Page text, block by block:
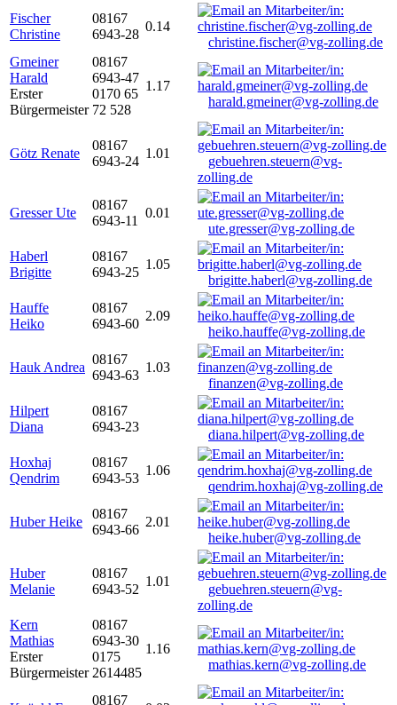
Fischer
Christine
08167
6943-28
0.14
christine.fischer@vg-zolling.de
Gmeiner
Harald
Erster
Bürgermeister
08167
6943-47
0170 65
72 528
1.17
harald.gmeiner@vg-zolling.de
Götz Renate
08167
6943-24
1.01
gebuehren.steuern@vg-
zolling.de
Gresser Ute
08167
6943-11
0.01
ute.gresser@vg-zolling.de
Haberl
Brigitte
08167
6943-25
1.05
brigitte.haberl@vg-zolling.de
Hauffe
Heiko
08167
6943-60
2.09
heiko.hauffe@vg-zolling.de
Hauk Andrea
08167
6943-63
1.03
finanzen@vg-zolling.de
Hilpert
Diana
08167
6943-23
diana.hilpert@vg-zolling.de
Hoxhaj
Qendrim
08167
6943-53
1.06
qendrim.hoxhaj@vg-zolling.de
Huber Heike
08167
6943-66
2.01
heike.huber@vg-zolling.de
Huber
Melanie
08167
6943-52
1.01
gebuehren.steuern@vg-
zolling.de
Kern
Mathias
Erster
Bürgermeister
08167
6943-30
0175
2614485
1.16
mathias.kern@vg-zolling.de
08167